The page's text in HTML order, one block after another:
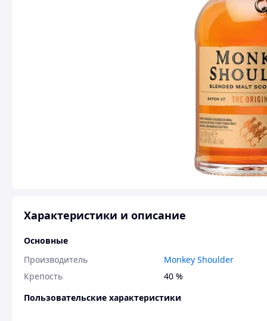
Характеристики и описание
Основные
Производитель
Monkey Shoulder
Крепость
40 %
Пользовательские характеристики